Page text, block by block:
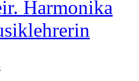
Harmonika